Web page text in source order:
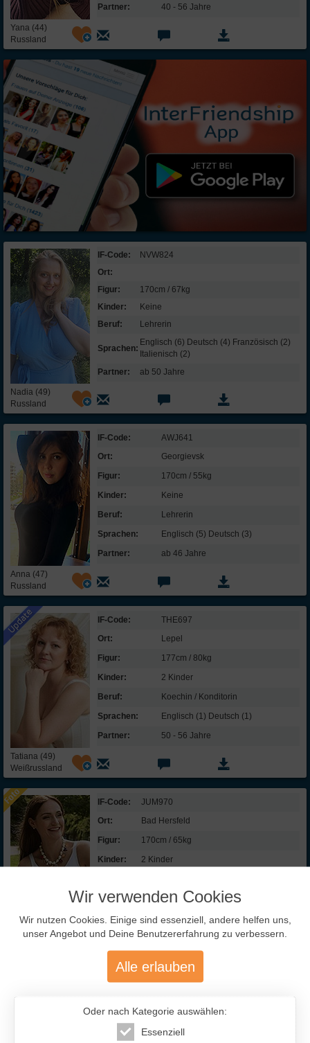
Yana (44)
Russland
Partner:
40 - 56 Jahre
Nadia (49)
Russland
IF-Code:
NVW824
Ort:
Figur:
170cm / 67kg
Kinder:
Keine
Beruf:
Lehrerin
Sprachen:
Englisch (6) Deutsch (4) Französisch (2)
Italienisch (2)
Partner:
ab 50 Jahre
Anna (47)
Russland
IF-Code:
AWJ641
Ort:
Georgievsk
Figur:
170cm / 55kg
Kinder:
Keine
Beruf:
Lehrerin
Sprachen:
Englisch (5) Deutsch (3)
Partner:
ab 46 Jahre
Tatiana (49)
Weißrussland
IF-Code:
THE697
Ort:
Lepel
Figur:
177cm / 80kg
Kinder:
2 Kinder
Beruf:
Koechin / Konditorin
Sprachen:
Englisch (1) Deutsch (1)
Partner:
50 - 56 Jahre
Julia (37)
IF-Code:
JUM970
Ort:
Bad Hersfeld
Figur:
170cm / 65kg
Kinder:
2 Kinder
Sprachen: Englisch (5) Deutsch (6) Französisch (2)
Partner:
38 - 50 Jahre
IF-Code:
LUJ617
Figur:
Wir verwenden Cookies
Wir nutzen Cookies. Einige sind essenziell, andere helfen uns,
unser Angebot und Deine Benutzererfahrung zu verbessern.
Alle erlauben
Oder nach Kategorie auswählen:
Essenziell